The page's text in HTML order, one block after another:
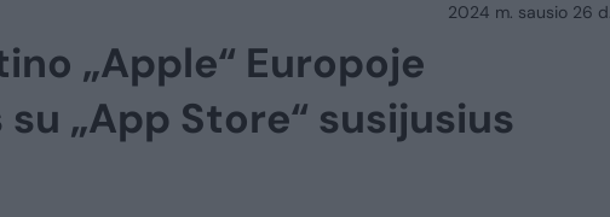
2024 m. sausio 26 d.
„Apple“ Europoje
„App Store“ susijusius